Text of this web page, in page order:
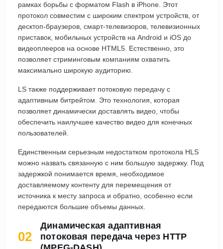
рамках борьбы с форматом Flash в iPhone. Этот
протокол совместим с широким спектром устройств, от
десктоп-браузеров, смарт-телевизоров, телевизионных
приставок, мобильных устройств на Android и iOS до
видеоплееров на основе HTML5. Естественно, это
позволяет стриминговым компаниям охватить
максимально широкую аудиторию.
LS также поддерживает потоковую передачу с
адаптивным битрейтом. Это технология, которая
позволяет динамически доставлять видео, чтобы
обеспечить наилучшее качество видео для конечных
пользователей.
Единственным серьезным недостатком протокола HLS
можно назвать связанную с ним большую задержку. Под
задержкой понимается время, необходимое
доставляемому контенту для перемещения от
источника к месту запроса и обратно, особенно если
передаются большие объемы данных.
02
Динамическая адаптивная
потоковая передача через HTTP